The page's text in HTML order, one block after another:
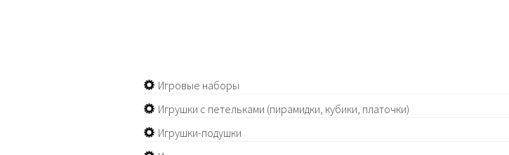
Игровые наборы
Игрушки с петельками (пирамидки, кубики, платочки)
Игрушки-подушки